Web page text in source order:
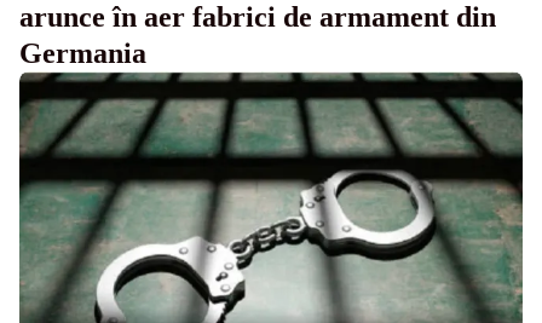
arunce în aer fabrici de armament din
Germania